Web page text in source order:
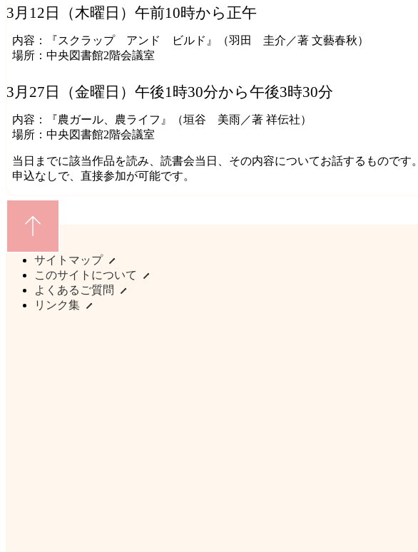
3月12日（木曜日）午前10時から正午
内容：『スクラップ アンド ビルド』（羽田 圭介／著 文藝春秋）
場所：中央図書館2階会議室
3月27日（金曜日）午後1時30分から午後3時30分
内容：『農ガール、農ライフ』（垣谷 美雨／著 祥伝社）
場所：中央図書館2階会議室
当日までに該当作品を読み、読書会当日、その内容についてお話するものです。
申込なしで、直接参加が可能です。
サイトマップ
このサイトについて
よくあるご質問
リンク集